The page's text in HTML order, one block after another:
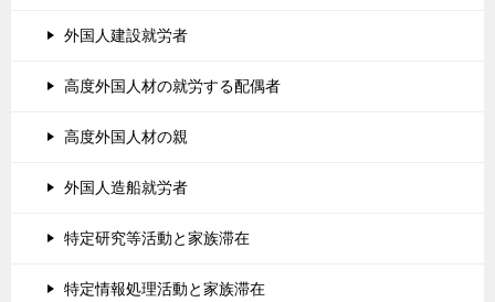
外国人建設就労者
高度外国人材の就労する配偶者
高度外国人材の親
外国人造船就労者
特定研究等活動と家族滞在
特定情報処理活動と家族滞在